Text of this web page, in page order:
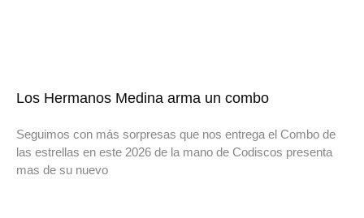
Los Hermanos Medina arma un combo
Seguimos con más sorpresas que nos entrega el Combo de
las estrellas en este 2026 de la mano de Codiscos presenta
mas de su nuevo